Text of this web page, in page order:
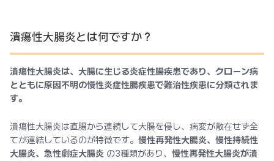
潰瘍性大腸炎とは何ですか？
潰瘍性大腸炎は、大腸に生じる炎症性腸疾患であり、クローン病
とともに原因不明の慢性炎症性腸疾患で難治性疾患に分類されま
す。
潰瘍性大腸炎は直腸から連続して大腸を侵し、病変が散在せず全
てが連結しているのが特徴です。 慢性再発性大腸炎、慢性持続性
大腸炎、急性劇症大腸炎 の3種類があり、 慢性再発性大腸炎が潰